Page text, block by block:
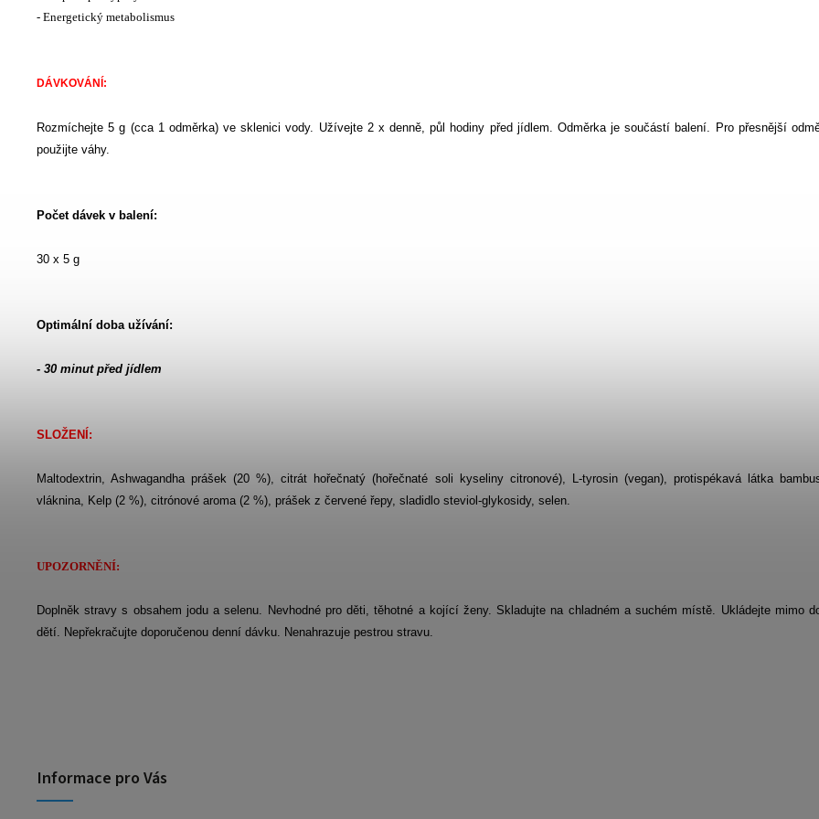
- Energetický metabolismus
DÁVKOVÁNÍ:
Rozmíchejte 5 g (cca 1 odměrka) ve sklenici vody. Užívejte 2 x denně, půl hodiny před jídlem. Odměrka je součástí balení. Pro přesnější
použijte váhy.
Počet dávek v balení:
30 x 5 g
Optimální doba užívání:
- 30 minut před jídlem
SLOŽENÍ:
Maltodextrin, Ashwagandha prášek (20 %), citrát hořečnatý (hořečnaté soli kyseliny citronové), L-tyrosin (vegan), protispékavá látka
vláknina, Kelp (2 %), citrónové aroma (2 %), prášek z červené řepy, sladidlo steviol-glykosidy, selen.
UPOZORNĚNÍ:
Doplněk stravy s obsahem jodu a selenu. Nevhodné pro děti, těhotné a kojící ženy. Skladujte na chladném a suchém místě. Ukládejte mimo
dětí. Nepřekračujte doporučenou denní dávku. Nenahrazuje pestrou stravu.
Informace pro Vás